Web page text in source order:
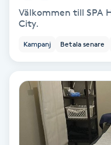
Personlig tränare
Piercing
Pigmentbehandling
Välkommen till SPA
City.
Kampanj Betala senare